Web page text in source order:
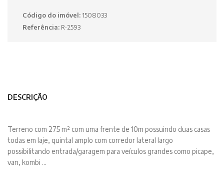
Código do imóvel:1508033
Referência: R-2593
DESCRIÇÃO
Terreno com 275 m² com uma frente de 10m possuindo duas casas
todas em laje, quintal amplo com corredor lateral largo
possibilitando entrada/garagem para veículos grandes como picape,
van, kombi ...